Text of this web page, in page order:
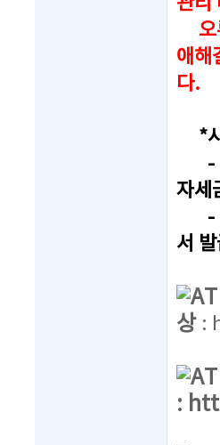
오
애해
다.
*사
-
자세
-
서
상 :
: